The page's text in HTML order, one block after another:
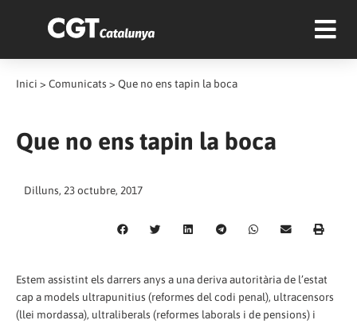
Inici > Comunicats > Que no ens tapin la boca
Que no ens tapin la boca
Dilluns, 23 octubre, 2017
Estem assistint els darrers anys a una deriva autoritària de l’estat
cap a models ultrapunitius (reformes del codi penal), ultracensors
(llei mordassa), ultraliberals (reformes laborals i de pensions) i